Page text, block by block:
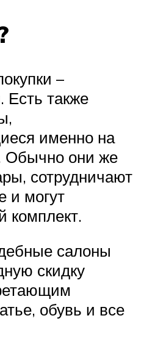
–
Есть также
именно на
Обычно они же
сотрудничают
и могут
комплект.
салоны
скидку
обувь и все